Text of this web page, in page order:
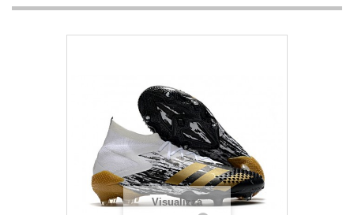
Visualizza